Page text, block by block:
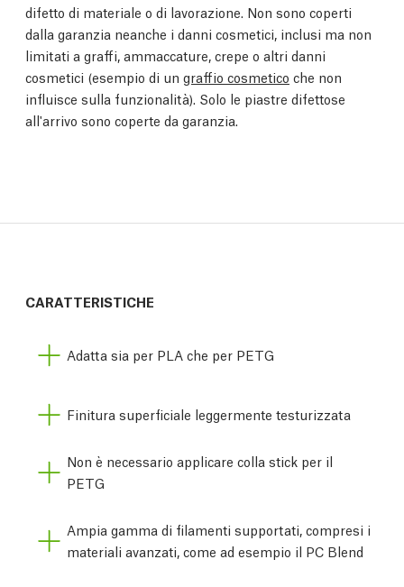
difetto di materiale o di lavorazione. Non sono coperti
dalla garanzia neanche i danni cosmetici, inclusi ma non
limitati a graffi, ammaccature, crepe o altri danni
cosmetici (esempio di un graffio cosmetico che non
influisce sulla funzionalità). Solo le piastre difettose
all'arrivo sono coperte da garanzia.
CARATTERISTICHE
Adatta sia per PLA che per PETG
Finitura superficiale leggermente testurizzata
Non è necessario applicare colla stick per il
PETG
Ampia gamma di filamenti supportati, compresi i
materiali avanzati, come ad esempio il PC Blend